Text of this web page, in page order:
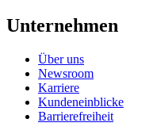
Unternehmen
Über uns
Newsroom
Karriere
Kundeneinblicke
Barrierefreiheit